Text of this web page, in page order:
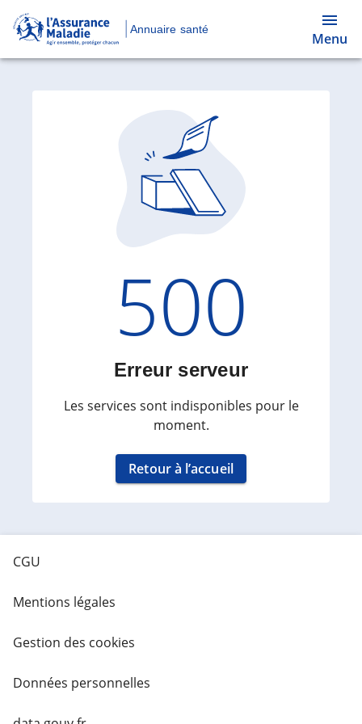
Annuaire santé
Menu
Code
500
Erreur serveur
Les services sont indisponibles pour le
moment.
Retour à l’accueil
CGU
Mentions légales
Gestion des cookies
Données personnelles